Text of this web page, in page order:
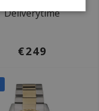
Deliverytime
€249